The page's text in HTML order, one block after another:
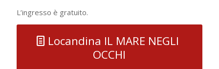
L’ingresso è gratuito.
Locandina IL MARE NEGLI
OCCHI